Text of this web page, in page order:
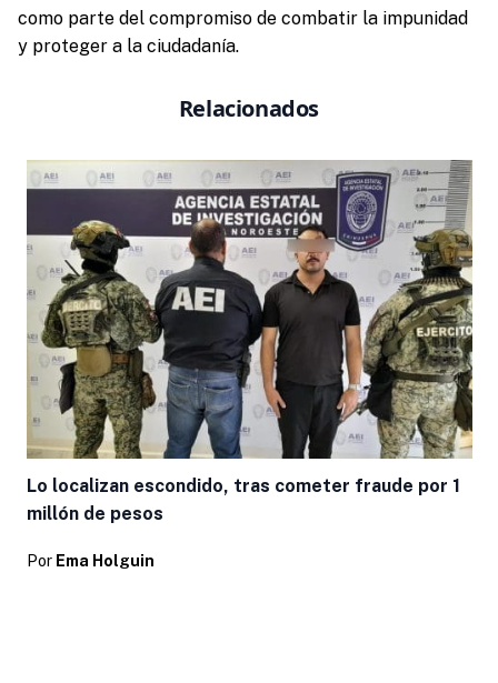
como parte del compromiso de combatir la impunidad
y proteger a la ciudadanía.
Relacionados
Lo localizan escondido, tras cometer fraude por 1
millón de pesos
Por Ema Holguin